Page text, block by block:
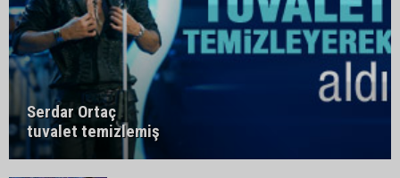
Serdar Ortaç
tuvalet temizlemiş